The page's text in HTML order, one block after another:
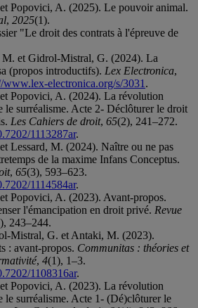
Popovici, A. (2025). Le pouvoir animal.
, 2025(1).
"Le droit des contrats à l'épreuve de
M. et Gidrol-Mistral, G. (2024). La
(propos introductifs). Lex Electronica,
www.lex-electronica.org/s/3031 .
Popovici, A. (2024). La révolution
le surréalisme. Acte 2- Déclôturer le droit
Les Cahiers de droit, 65(2), 241–272.
1113287ar.
Lessard, M. (2024). Naître ou ne pas
de la maxime Infans Conceptus.
, 65(3), 593–623.
1114584ar.
Popovici, A. (2023). Avant-propos.
l'émancipation en droit privé. Revue
243–244.
Mistral, G. et Antaki, M. (2023).
: avant-propos. Communitas : théories et
, 4(1), 1–3.
1108316ar.
Popovici, A. (2023). La révolution
le surréalisme. Acte 1- (Dé)clôturer le